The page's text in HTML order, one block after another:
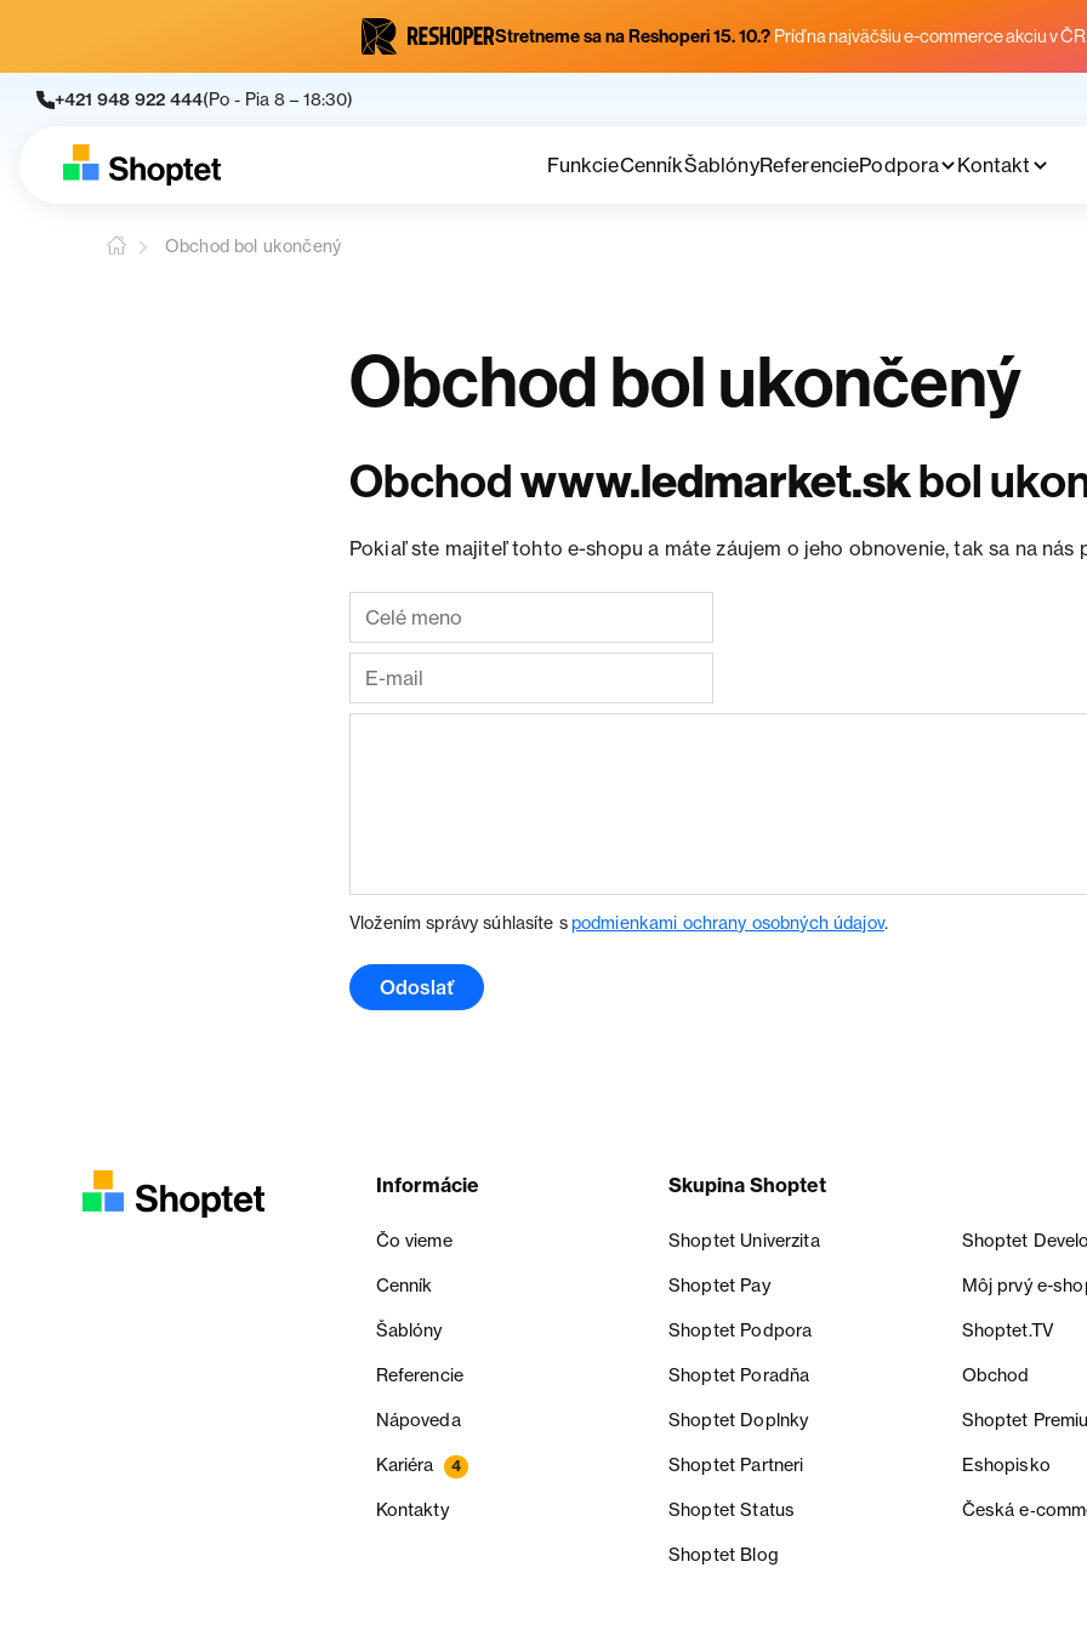
Stretneme sa na Reshoperi 15. 10.? Príď na najväčšiu e-commerce akciu v ČR.
+421 948 922 444(Po - Pia 8 – 18:30)
FunkcieCenníkŠablónyReferenciePodpora Kontakt
Obchod bol ukončený
Obchod bol ukončený
Obchodwww.ledmarket.skbol
Pokiaľ ste majiteľ tohto e-shopu a máte záujem o jeho obnovenie, tak sa na nás
Vložením správy súhlasíte spodmienkami ochrany osobných údajov.
Odoslať
Informácie
Čo vieme
Cenník
Šablóny
Referencie
Nápoveda
Kariéra 4
Kontakty
Skupina Shoptet
Shoptet Univerzita Shoptet
Shoptet Pay Môj prvý e-
Shoptet Podpora Shoptet.TV
Shoptet Poradňa Obchod
Shoptet Doplnky Shoptet
Shoptet Partneri Eshopisko
Shoptet Status Česká
Shoptet Blog